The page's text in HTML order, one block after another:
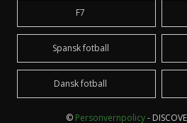
F7
Spansk fotball
Dansk fotball
© Personvernpolicy-